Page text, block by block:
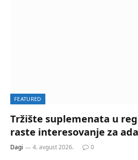
FEATURED
Tržište suplemenata u
raste interesovanje za
Dagi 4. avgust 2026. 0